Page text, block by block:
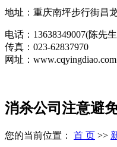
地址： 重庆南坪步行街昌
电话：13638349007(陈先生
传真：023-62837970
网址：www.cqyingdiao.com
消杀公司注意避
您的当前位置： 首 页 >>